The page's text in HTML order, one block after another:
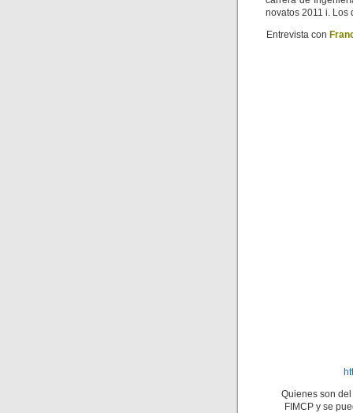
novatos 2011 i. Los
Entrevista con
Quienes son
FIMCP y se